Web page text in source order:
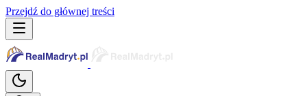
Przejdź do głównej treści